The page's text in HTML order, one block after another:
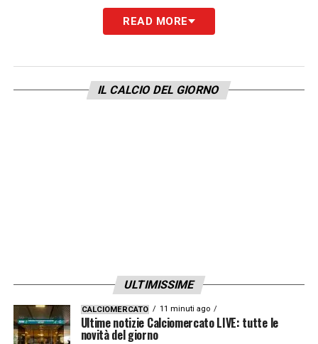
READ MORE
IL CALCIO DEL GIORNO
ULTIMISSIME
CALCIOMERCATO 11 minuti ago
Ultime notizie Calciomercato LIVE: tutte le
novità del giorno